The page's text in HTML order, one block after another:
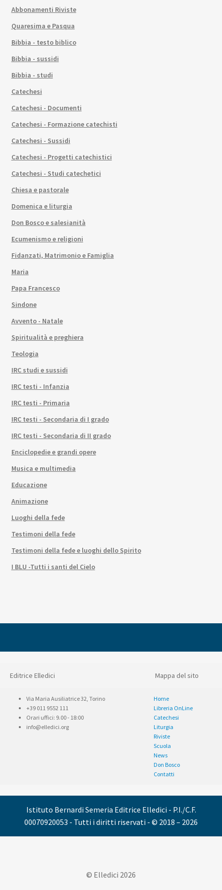
Abbonamenti Riviste
Quaresima e Pasqua
Bibbia - testo biblico
Bibbia - sussidi
Bibbia - studi
Catechesi
Catechesi - Documenti
Catechesi - Formazione catechisti
Catechesi - Sussidi
Catechesi - Progetti catechistici
Catechesi - Studi catechetici
Chiesa e pastorale
Domenica e liturgia
Don Bosco e salesianità
Ecumenismo e religioni
Fidanzati, Matrimonio e Famiglia
Maria
Papa Francesco
Sindone
Avvento - Natale
Spiritualità e preghiera
Teologia
IRC studi e sussidi
IRC testi - Infanzia
IRC testi - Primaria
IRC testi - Secondaria di I grado
IRC testi - Secondaria di II grado
Enciclopedie e grandi opere
Musica e multimedia
Educazione
Animazione
Luoghi della fede
Testimoni della fede
Testimoni della fede e luoghi dello Spirito
I BLU -Tutti i santi del Cielo
Editrice Elledici Mappa del sito
Via Maria Ausiliatrice 32, Torino
+39 011 9552 111
Orari uffici: 9.00 - 18:00
info@elledici.org
Home
Libreria OnLine
Catechesi
Liturgia
Riviste
Scuola
News
Don Bosco
Contatti
Istituto Bernardi Semeria Editrice Elledici - P.I./C.F.
00070920053 - Tutti i diritti riservati - © 2018 – 2026
© Elledici 2026